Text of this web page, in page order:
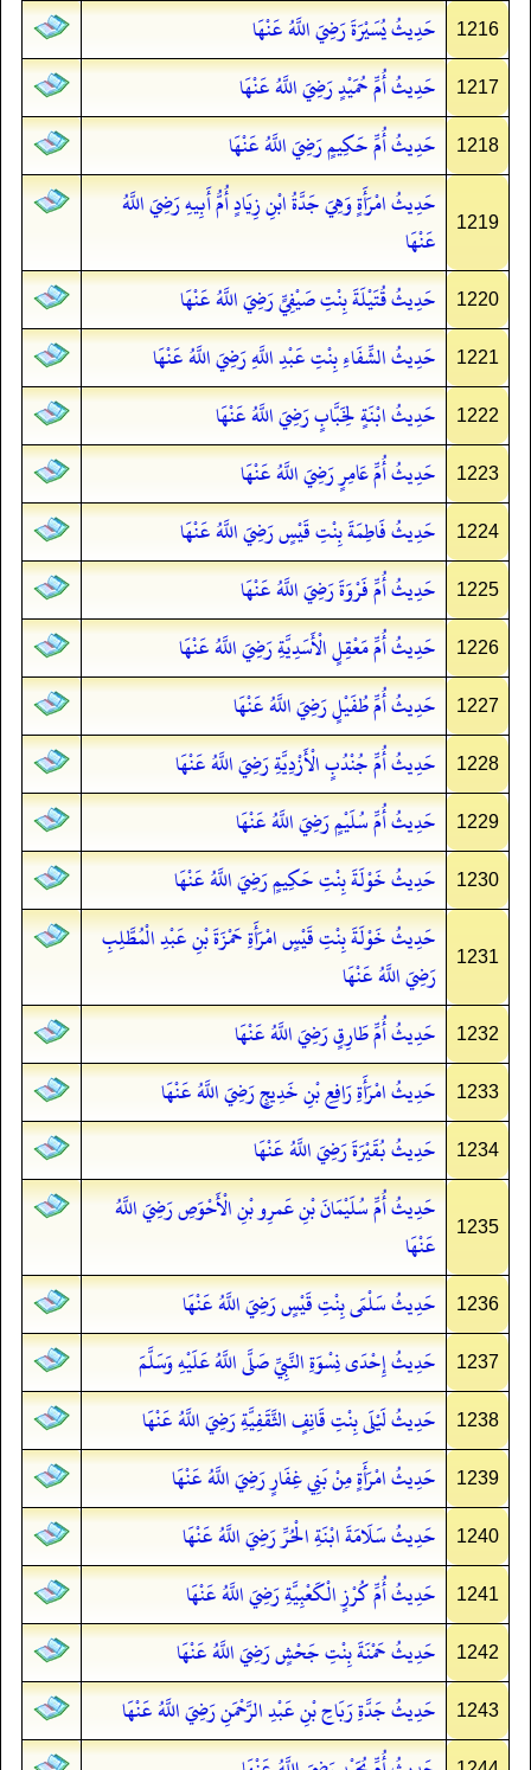
1216 حَدِيثُ يُسَيْرَةَ رَضِيَ اللَّهُ عَنْهَا
1217 حَدِيثُ أُمِّ حُمَيْدٍ رَضِيَ اللَّهُ عَنْهَا
1218 حَدِيثُ أُمِّ حَكِيمٍ رَضِيَ اللَّهُ عَنْهَا
1219
حَدِيثُ امْرَأَةٍ وَهِيَ جَدَّةُ ابْنِ زِيَادٍ أُمُّ أَبِيهِ رَضِيَ اللَّهُ
عَنْهَا
1220 حَدِيثُ قُتَيْلَةَ بِنْتِ صَيْفِيٍّ رَضِيَ اللَّهُ عَنْهَا
1221 حَدِيثُ الشِّفَاءِ بِنْتِ عَبْدِ اللَّهِ رَضِيَ اللَّهُ عَنْهَا
1222 حَدِيثُ ابْنَةٍ لِخَبَّابٍ رَضِيَ اللَّهُ عَنْهَا
1223 حَدِيثُ أُمِّ عَامِرٍ رَضِيَ اللَّهُ عَنْهَا
1224 حَدِيثُ فَاطِمَةَ بِنْتِ قَيْسٍ رَضِيَ اللَّهُ عَنْهَا
1225 حَدِيثُ أُمِّ فَرْوَةَ رَضِيَ اللَّهُ عَنْهَا
1226 حَدِيثُ أُمِّ مَعْقِلٍ الْأَسَدِيَّةِ رَضِيَ اللَّهُ عَنْهَا
1227 حَدِيثُ أُمِّ طُفَيْلٍ رَضِيَ اللَّهُ عَنْهَا
1228 حَدِيثُ أُمِّ جُنْدُبٍ الْأَزْدِيَّةِ رَضِيَ اللَّهُ عَنْهَا
1229 حَدِيثُ أُمِّ سُلَيْمٍ رَضِيَ اللَّهُ عَنْهَا
1230 حَدِيثُ خَوْلَةَ بِنْتِ حَكِيمٍ رَضِيَ اللَّهُ عَنْهَا
1231
حَدِيثُ خَوْلَةَ بِنْتِ قَيْسٍ امْرَأَةِ حَمْزَةَ بْنِ عَبْدِ الْمُطَّلِبِ
رَضِيَ اللَّهُ عَنْهَا
1232 حَدِيثُ أُمِّ طَارِقٍ رَضِيَ اللَّهُ عَنْهَا
1233 حَدِيثُ امْرَأَةِ رَافِعِ بْنِ خَدِيجٍ رَضِيَ اللَّهُ عَنْهَا
1234 حَدِيثُ بُقَيْرَةَ رَضِيَ اللَّهُ عَنْهَا
1235
حَدِيثُ أُمِّ سُلَيْمَانَ بْنِ عَمرِو بْنِ الْأَحْوَصِ رَضِيَ اللَّهُ
عَنْهَا
1236 حَدِيثُ سَلْمَى بِنْتِ قَيْسٍ رَضِيَ اللَّهُ عَنْهَا
1237 حَدِيثُ إِحْدَى نِسْوَةِ النَّبِيِّ صَلَّى اللَّهُ عَلَيْهِ وَسَلَّمَ
1238 حَدِيثُ لَيْلَى بِنْتِ قَانِفٍ الثَّقَفِيَّةِ رَضِيَ اللَّهُ عَنْهَا
1239 حَدِيثُ امْرَأَةٍ مِنْ بَنِي غِفَارٍ رَضِيَ اللَّهُ عَنْهَا
1240 حَدِيثُ سَلَامَةَ ابْنَةِ الْحُرِّ رَضِيَ اللَّهُ عَنْهَا
1241 حَدِيثُ أُمِّ كُرْزٍ الْكَعْبِيَّةِ رَضِيَ اللَّهُ عَنْهَا
1242 حَدِيثُ حَمْنَةَ بِنْتِ جَحْشٍ رَضِيَ اللَّهُ عَنْهَا
1243 حَدِيثُ جَدَّةِ رَبَاحِ بْنِ عَبْدِ الرَّحْمَنِ رَضِيَ اللَّهُ عَنْهَا